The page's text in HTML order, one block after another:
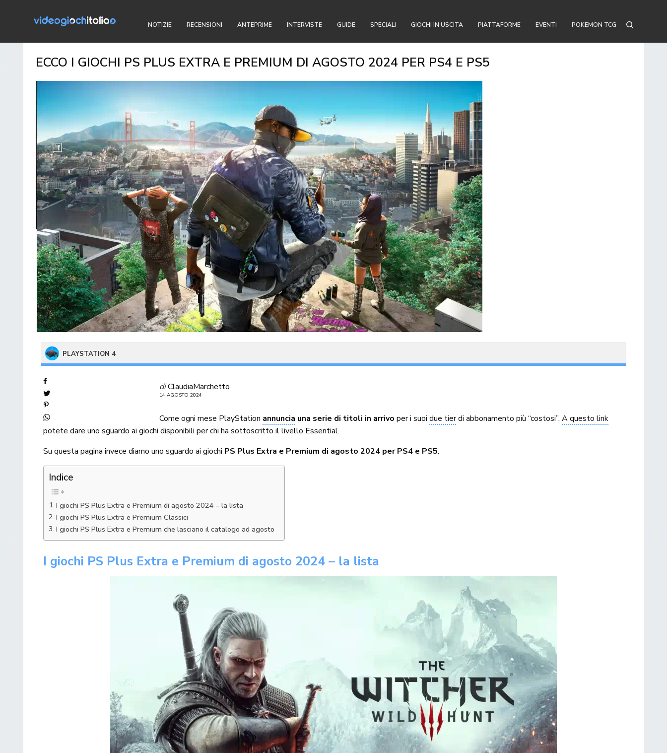
NOTIZIE RECENSIONI ANTEPRIME INTERVISTE GUIDE SPECIALI GIOCHI IN USCITA PIATTAFORME EVENTI POKEMON TCG
ECCO I GIOCHI PS PLUS EXTRA E PREMIUM DI AGOSTO 2024 PER PS4 E PS5
PLAYSTATION 4
diClaudiaMarchetto
14 AGOSTO 2024
Come ogni mese PlayStation annuncia una serie di titoli in arrivo per i suoidue tierdi abbonamento più “costosi”.A questo link
potete dare uno sguardo ai giochi disponibili per chi ha sottoscritto il livello Essential.
Su questa pagina invece diamo uno sguardo ai giochi PS Plus Extra e Premium di agosto 2024 per PS4 e PS5.
Indice
I giochi PS Plus Extra e Premium di agosto 2024 – la lista
I giochi PS Plus Extra e Premium Classici
I giochi PS Plus Extra e Premium che lasciano il catalogo ad agosto
I giochi PS Plus Extra e Premium di agosto 2024 – la lista